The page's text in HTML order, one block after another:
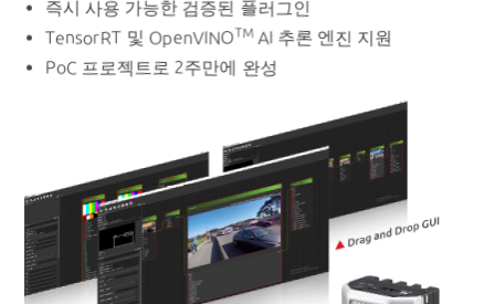
즉시 사용 가능한 검증된 플러그인
TensorRT 및 OpenVINOTMAI 추론 엔진 지원
PoC 프로젝트로 2주만에 완성